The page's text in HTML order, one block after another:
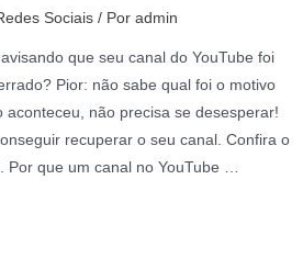
Sociais / Por admin
que seu canal do YouTube foi
Pior: não sabe qual foi o motivo
aconteceu, não precisa se desesperar!
recuperar o seu canal. Confira o
que um canal no YouTube …